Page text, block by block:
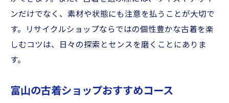
ンだけでなく、素材や状態にも注意を払うことが大切で
す。リサイクルショップならではの個性豊かな古着を楽
しむコツは、日々の探索とセンスを磨くことにありま
す。
富山の古着ショップおすすめコース